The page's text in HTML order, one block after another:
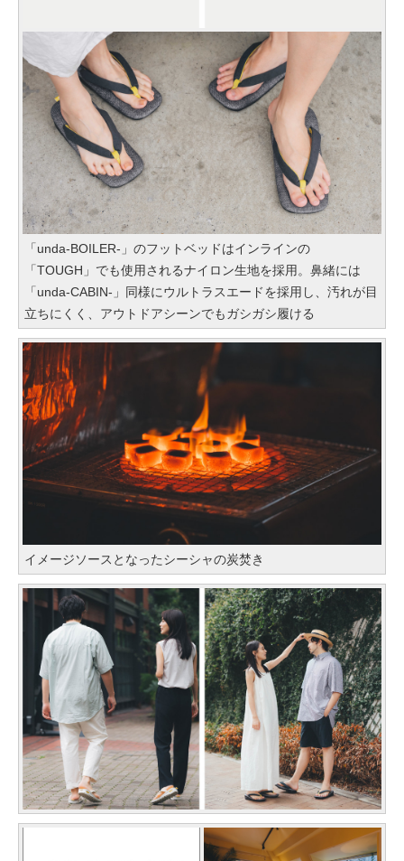
「unda-BOILER-」のフットベッドはインラインの
「TOUGH」でも使用されるナイロン生地を採用。鼻緒には
「unda-CABIN-」同様にウルトラスエードを採用し、汚れが目
立ちにくく、アウトドアシーンでもガシガシ履ける
イメージソースとなったシーシャの炭焚き